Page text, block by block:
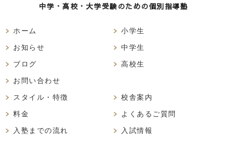
中学・高校・大学受験のための個別指導塾
ホーム
お知らせ
ブログ
お問い合わせ
小学生
中学生
高校生
スタイル・特徴
料金
入塾までの流れ
校舎案内
よくあるご質問
入試情報